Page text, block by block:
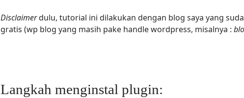
Disclaimerdulu, tutorial ini dilakukan dengan blog saya yang
gratis (wp blog yang masih pake handle wordpress, misalnya :
Langkah menginstal plugin: